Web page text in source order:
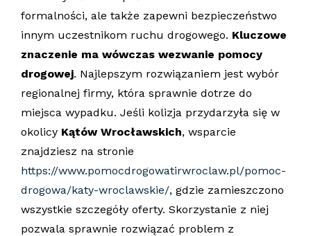
formalności, ale także zapewni bezpieczeństwo
innym uczestnikom ruchu drogowego. Kluczowe
znaczenie ma wówczas wezwanie pomocy
drogowej. Najlepszym rozwiązaniem jest wybór
regionalnej firmy, która sprawnie dotrze do
miejsca wypadku. Jeśli kolizja przydarzyła się w
okolicy Kątów Wrocławskich, wsparcie
znajdziesz na stronie
https://www.pomocdrogowatirwroclaw.pl/pomoc-
drogowa/katy-wroclawskie/, gdzie zamieszczono
wszystkie szczegóły oferty. Skorzystanie z niej
pozwala sprawnie rozwiązać problem z